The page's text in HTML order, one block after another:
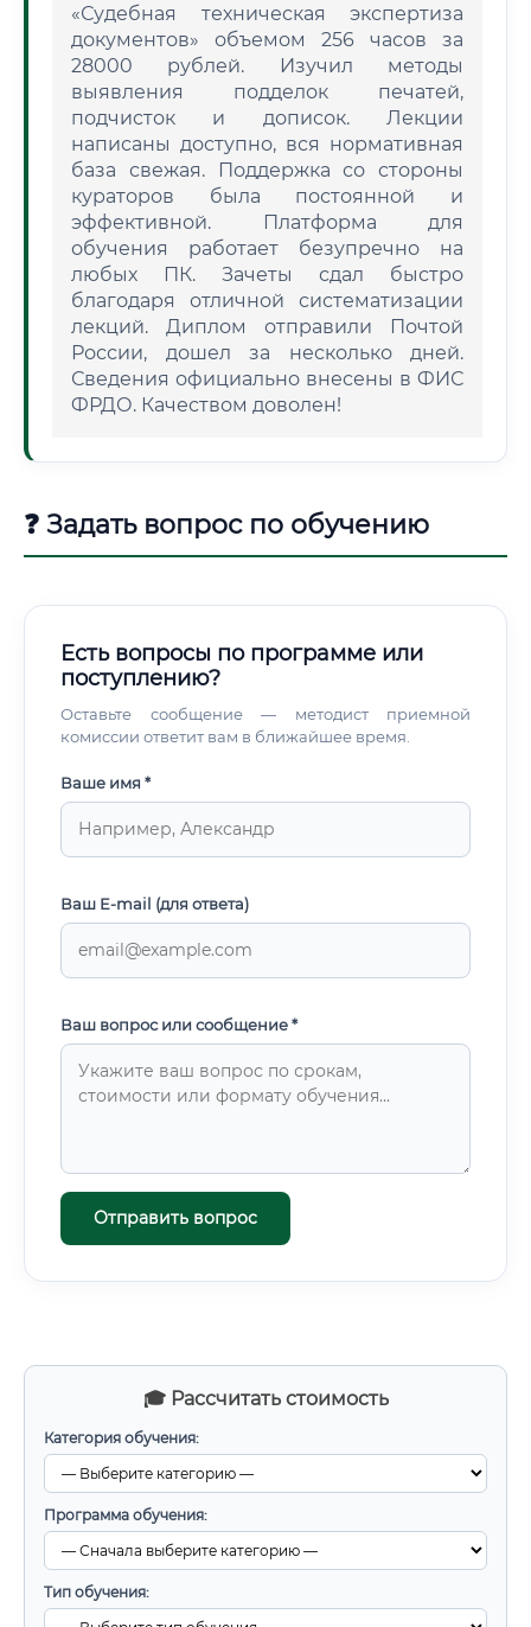
🎓 Рассчитать стоимость
Категория обучения:
Программа обучения:
Тип обучения:
«Судебная техническая экспертиза
документов» объемом 256 часов за
28000 рублей. Изучил методы
выявления подделок печатей,
подчисток и дописок. Лекции
написаны доступно, вся нормативная
база свежая. Поддержка со стороны
кураторов была постоянной и
эффективной. Платформа для
обучения работает безупречно на
любых ПК. Зачеты сдал быстро
благодаря отличной систематизации
лекций. Диплом отправили Почтой
России, дошел за несколько дней.
Сведения официально внесены в ФИС
ФРДО. Качеством доволен!
❓ Задать вопрос по обучению
Есть вопросы по программе или
поступлению?
Оставьте сообщение — методист приемной
комиссии ответит вам в ближайшее время.
Ваше имя *
Ваш E-mail (для ответа)
Ваш вопрос или сообщение *
Отправить вопрос